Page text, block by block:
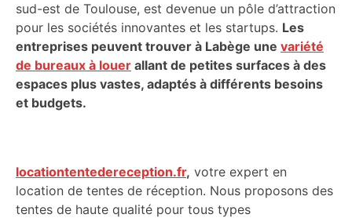
sud-est de Toulouse, est devenue un pôle d’attraction
pour les sociétés innovantes et les startups. Les
entreprises peuvent trouver à Labège une variété
de bureaux à louer allant de petites surfaces à des
espaces plus vastes, adaptés à différents besoins
et budgets.
locationtentedereception.fr, votre expert en
location de tentes de réception. Nous proposons des
tentes de haute qualité pour tous types